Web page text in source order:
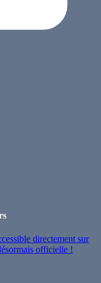
directement sur
officielle !